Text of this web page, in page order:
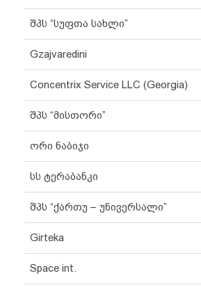
შპს “სუფთა სახლი”
Gzajvaredini
Concentrix Service LLC (Georgia)
შპს “მისთორი”
ორი ნაბიჯი
სს ტერაბანკი
შპს “ქართუ – უნივერსალი”
Girteka
Space int.